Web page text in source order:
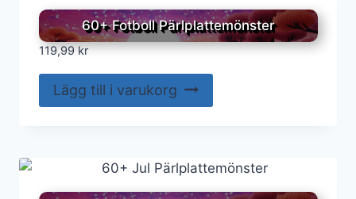
60+ Fotboll Pärlplattemönster
119,99kr
Lägg till i varukorg